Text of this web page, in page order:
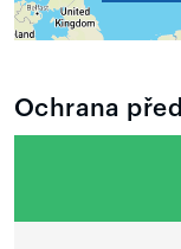
Ochrana